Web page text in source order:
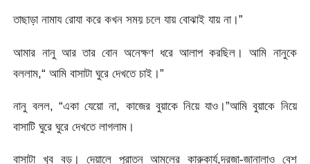
তাছাড়া নামায রোযা করে কখন সময় চলে যায় বোঝাই যায় না।”
আমার নানু আর তার বোন অনেক্ষণ ধরে আলাপ করছিল। আমি নানুকে
বললাম,“ আমি বাসাটা ঘুরে দেখতে চাই।”
নানু বলল, “একা যেয়ো না, কাজের বুয়াকে নিয়ে যাও।”আমি বুয়াকে নিয়ে
বাসাটি ঘুরে ঘুরে দেখতে লাগলাম।
বাসাটা খুব বড়। দেয়ালে পুরাতন আমলের কারুকার্য,দরজা-জানালাও বেশ